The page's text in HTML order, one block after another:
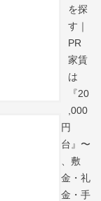
を探
す｜
PR
家賃
は
『20
,000
円
台』〜
、敷
金・礼
金・手